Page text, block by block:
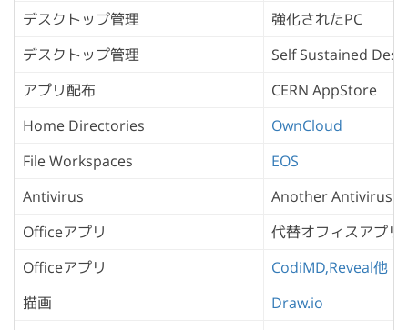
デスクトップ管理 強化されたPC
デスクトップ管理 Self Sustained
アプリ配布 CERN AppStore
Home Directories OwnCloud
File Workspaces EOS
Antivirus Another Antivirus
Officeアプリ 代替オフィスアプリ
Officeアプリ CodiMD,Reveal他
描画 Draw.io